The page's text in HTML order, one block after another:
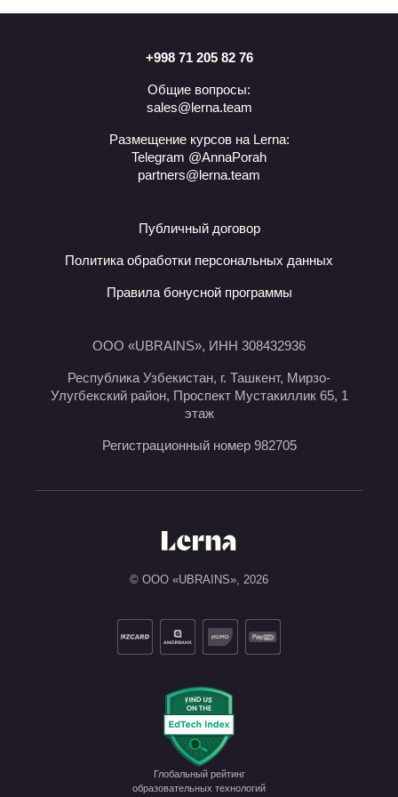
разрешение экрана — не менее
+998 71 205 82 76
Общие вопросы:
sales@lerna.team
Размещение курсов на Lerna:
Telegram @AnnaPorah
partners@lerna.team
Публичный договор
Политика обработки персональных данных
Правила бонусной программы
ООО «UBRAINS», ИНН 308432936
Республика Узбекистан, г. Ташкент, Мирзо-
Улугбекский район, Проспект Мустакиллик 65, 1
этаж
Регистрационный номер 982705
© ООО «UBRAINS», 2026
Глобальный рейтинг
образовательных технологий